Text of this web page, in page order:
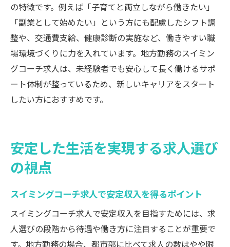
の特徴です。例えば「子育てと両立しながら働きたい」
「副業として始めたい」という方にも配慮したシフト調
整や、交通費支給、健康診断の実施など、働きやすい職
場環境づくりに力を入れています。地方勤務のスイミン
グコーチ求人は、未経験者でも安心して長く働けるサポ
ート体制が整っているため、新しいキャリアをスタート
したい方におすすめです。
安定した生活を実現する求人選び
の視点
スイミングコーチ求人で安定収入を得るポイント
スイミングコーチ求人で安定収入を目指すためには、求
人選びの段階から待遇や働き方に注目することが重要で
す。地方勤務の場合、都市部に比べて求人の数はやや限